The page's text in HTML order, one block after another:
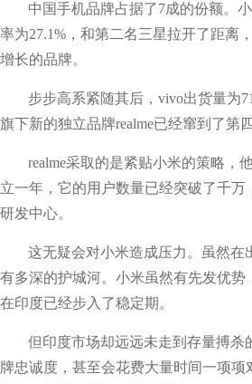
中国手机品牌占据了7成的份额。
率为27.1%，和第二名三星拉开了距离
增长的品牌。
步步高系紧随其后，vivo出货量为
旗下新的独立品牌realme已经窜到了第
realme采取的是紧贴小米的策略，
立一年，它的用户数量已经突破了千万
研发中心。
这无疑会对小米造成压力。虽然在
有多深的护城河。小米虽然有先发优
在印度已经步入了稳定期。
但印度市场却远远未走到存量搏
牌忠诚度，甚至会花费大量时间一项